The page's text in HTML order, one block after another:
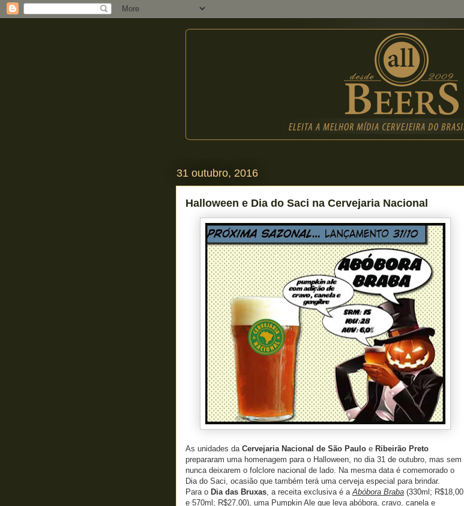
31 outubro, 2016
Halloween e Dia do Saci na Cervejaria Nacional
As unidades da Cervejaria Nacional de São Paulo e Ribeirão Preto
prepararam uma homenagem para o Halloween, no dia 31 de outubro, mas sem
nunca deixarem o folclore nacional de lado. Na mesma data é comemorado o
Dia do Saci, ocasião que também terá uma cerveja especial para brindar.
Para o Dia das Bruxas, a receita exclusiva é aAbóbora Braba (330ml; R$18,00
e 570ml; R$27,00), uma Pumpkin Ale que leva abóbora, cravo, canela e